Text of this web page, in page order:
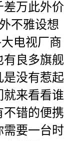
差万此外价
不雅设想
大电视厂商
有良多旗舰
是没有惹起
就来看看谁
不错的便携
需要一台时